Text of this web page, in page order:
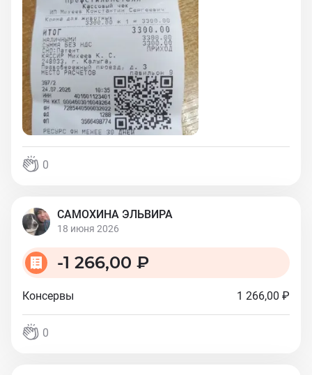
0
САМОХИНА ЭЛЬВИРА
18 июня 2026
-1 266,00 ₽
Консервы 1 266,00 ₽
0